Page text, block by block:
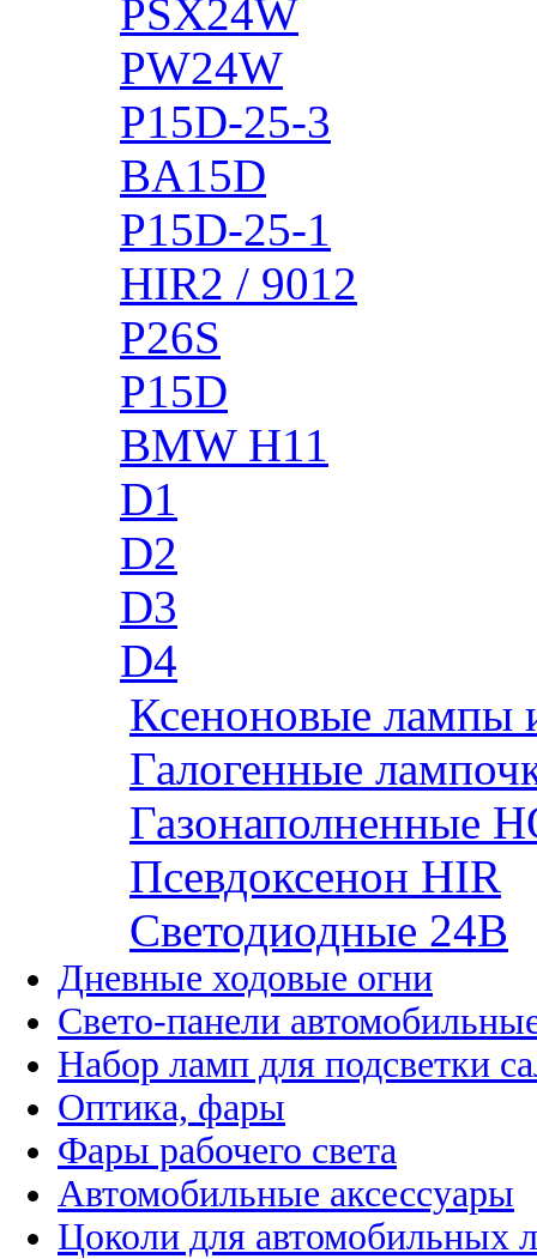
PSX24W
PW24W
P15D-25-3
BA15D
P15D-25-1
HIR2 / 9012
P26S
P15D
BMW H11
D1
D2
D3
D4
Ксеноновые лампы
Галогенные
Газонаполненные
Псевдоксенон HIR
Cветодиодные 24B
Дневные ходовые огни
Свето-панели
Набор ламп для подсветки
Оптика, фары
Фары рабочего света
Автомобильные аксессуары
Цоколи для автомобильных